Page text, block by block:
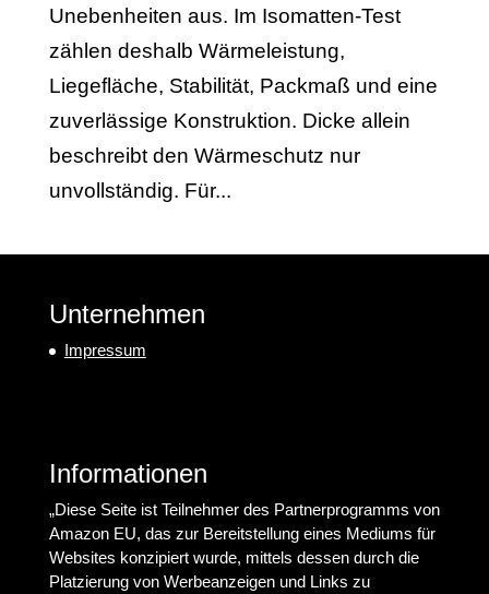
Unebenheiten aus. Im Isomatten-Test
zählen deshalb Wärmeleistung,
Liegefläche, Stabilität, Packmaß und eine
zuverlässige Konstruktion. Dicke allein
beschreibt den Wärmeschutz nur
unvollständig. Für...
Unternehmen
Impressum
Informationen
„Diese Seite ist Teilnehmer des Partnerprogramms von
Amazon EU, das zur Bereitstellung eines Mediums für
Websites konzipiert wurde, mittels dessen durch die
Platzierung von Werbeanzeigen und Links zu